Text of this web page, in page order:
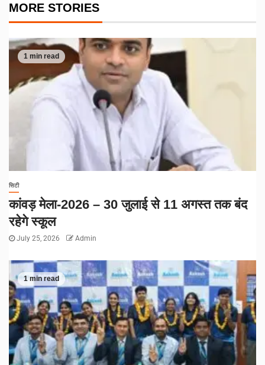
MORE STORIES
1 min read
सिटी
कांवड़ मेला-2026 – 30 जुलाई से 11 अगस्त तक बंद
रहेगे स्कूल
July 25, 2026 Admin
1 min read